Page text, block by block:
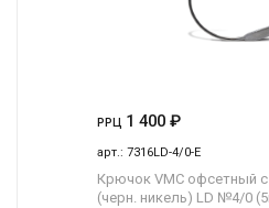
РРЦ 1 400 ₽
арт.: 7316LD-4/0-E
Крючок VMC офсетный с
(черн. никель) LD №4/0